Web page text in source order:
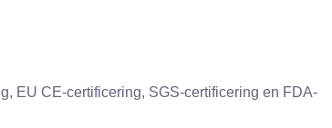
EU CE-certificering, SGS-certificering en FDA-